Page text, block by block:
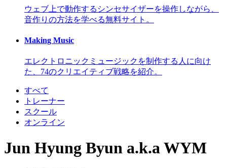
ウェブ上で動作するシンセサイザーを操作しながら、
音作りの方法を学べる無料サイト。
Making Music
エレクトロニックミュージックを制作する人に向け
た、74のクリエイティブ戦略を紹介。
すべて
トレーナー
スクール
オンライン
Jun Hyung Byun a.k.a WYM